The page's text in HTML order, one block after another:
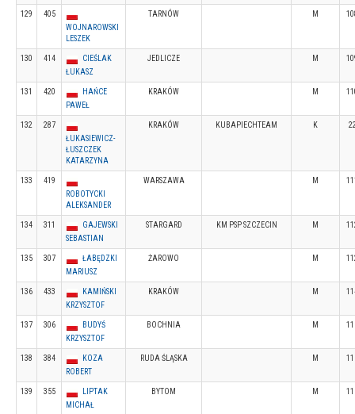
129
405
WOJNAROWSKI
LESZEK
TARNÓW M
130 414
CIEŚLAK
ŁUKASZ
JEDLICZE M
131 420
HAŃCE
PAWEŁ
KRAKÓW M
132
287
ŁUKASIEWICZ-
ŁUSZCZEK
KATARZYNA
KRAKÓW KUBAPIECHTEAM K
133
419
ROBOTYCKI
ALEKSANDER
WARSZAWA M
134 311
GAJEWSKI
SEBASTIAN
STARGARD KM PSP SZCZECIN M
135 307
ŁABĘDZKI
MARIUSZ
ŻAROWO M
136 433
KAMIŃSKI
KRZYSZTOF
KRAKÓW M
137 306
BUDYŚ
KRZYSZTOF
BOCHNIA M
138 384
KOZA
ROBERT
RUDA ŚLĄSKA M
139 355
LIPTAK
MICHAŁ
BYTOM M